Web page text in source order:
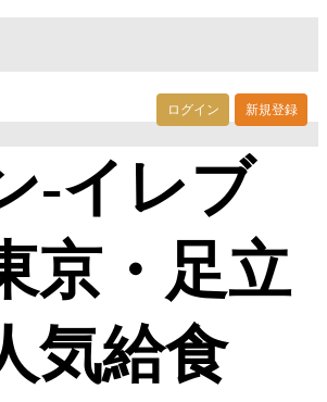
ログイン 新規登録
‐イレブ
京・足立
気給食